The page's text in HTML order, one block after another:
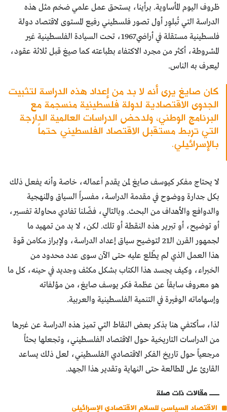
ظروف اليوم المأساوية. برأينا، يستحق عمل علمي ضخم مثل هذه
الدراسة التي تُبلوِر أول تصور فلسطيني رفيع المستوى لاقتصاد دولة
فلسطينية مستقلة في أراضي1967، تحت السيادة الفلسطينية غير
المشروطة، أكثر من مجرد الاكتفاء بطباعته كما صيغ قبل ثلاثة عقود،
ليعرف به الناس.
كان صايغ يرى أنه لا بد من إعداد هذه الدراسة لتثبيت
الجدوى الاقتصادية لدولة فلسطينية منسجمة مع
البرنامج الوطني، ولدحض الدراسات العالمية الدارجة
التي تربط مستقبل الاقتصاد الفلسطيني حتماً
بالإسرائيلي.
لا يحتاج مفكر كيوسف صايغ لمن يقدم أعماله، خاصة وأنه يفعل ذلك
بكل جدارة ووضوح في مقدمة الدراسة، مفسراً السياق والمنهجية
والدوافع والأهداف من البحث. وبالتالي، فضّلنا تفادي محاولة تفسير،
أو توضيح، أو تبرير هذه النقطة أو تلك. لكن، لا بد من تمهيد ما
لجمهور القرن الــ21 لتوضيح سياق إعداد الدراسة، ولإبراز مكامن قوة
هذا العمل الذي لم يطّلع عليه حتى الآن سوى عدد محدود من
الخبراء، وكيف يجسد هذا الكتاب بشكل مكثف وجديد في حينه، كل ما
هو معروف سابقاً عن عظمة فكر يوسف صايغ، من مؤلفاته
وإسهاماته الوفيرة في التنمية الفلسطينية والعربية.
لذا، سأكتفي هنا بذكر بعض النقاط التي تميز هذه الدراسة عن غيرها
من الدراسات التاريخية حول الاقتصاد الفلسطيني، وتجعلها بحثاً
مرجعياً حول تاريخ الفكر الاقتصادي الفلسطيني، لعل ذلك يساعد
القارئ على المطالعة حتى النهاية وتقدير هذا الجهد.
مقالات ذات صلة
الاقتصاد السياسي للسلام الاقتصادي الإسرائيلي